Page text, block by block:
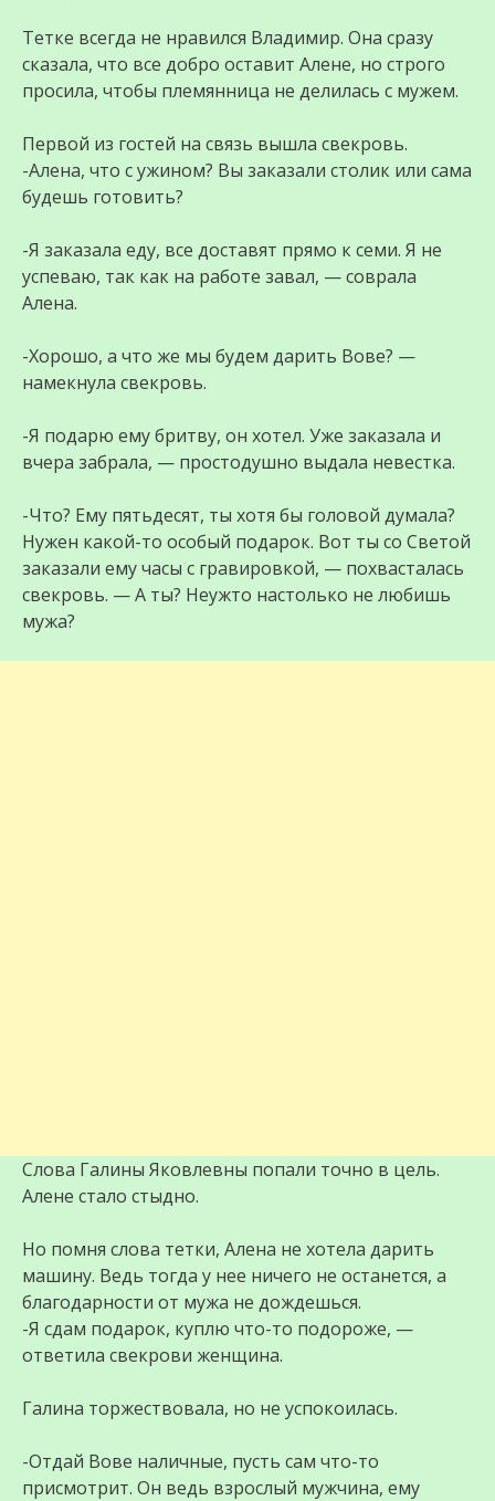
Тетке всегда не нравился Владимир. Она сразу
сказала, что все добро оставит Алене, но строго
просила, чтобы племянница не делилась с мужем.
Первой из гостей на связь вышла свекровь.
-Алена, что с ужином? Вы заказали столик или сама
будешь готовить?
-Я заказала еду, все доставят прямо к семи. Я не
успеваю, так как на работе завал, — соврала
Алена.
-Хорошо, а что же мы будем дарить Вове? —
намекнула свекровь.
-Я подарю ему бритву, он хотел. Уже заказала и
вчера забрала, — простодушно выдала невестка.
-Что? Ему пятьдесят, ты хотя бы головой думала?
Нужен какой-то особый подарок. Вот ты со Светой
заказали ему часы с гравировкой, — похвасталась
свекровь. — А ты? Неужто настолько не любишь
мужа?
Слова Галины Яковлевны попали точно в цель.
Алене стало стыдно.
Но помня слова тетки, Алена не хотела дарить
машину. Ведь тогда у нее ничего не останется, а
благодарности от мужа не дождешься.
-Я сдам подарок, куплю что-то подороже, —
ответила свекрови женщина.
Галина торжествовала, но не успокоилась.
-Отдай Вове наличные, пусть сам что-то
присмотрит. Он ведь взрослый мужчина, ему